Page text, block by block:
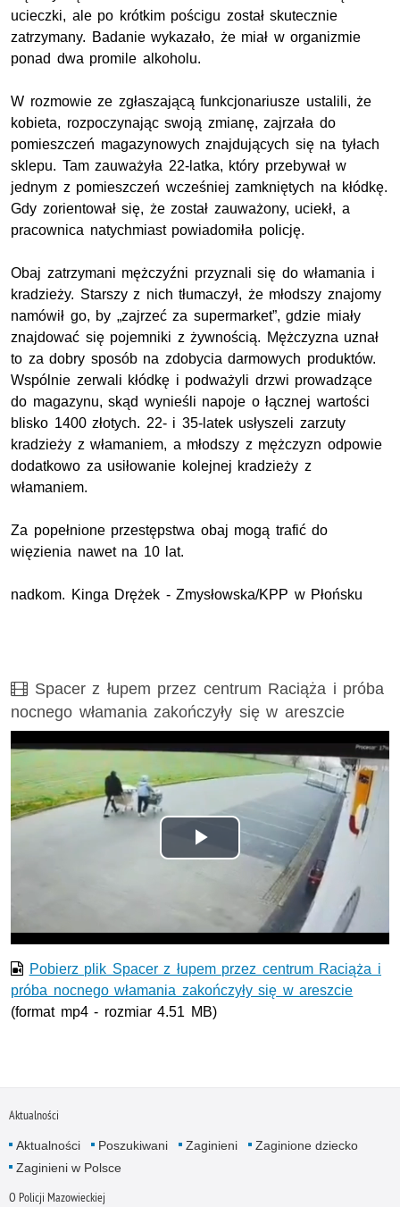
ucieczki, ale po krótkim pościgu został skutecznie
zatrzymany. Badanie wykazało, że miał w organizmie
ponad dwa promile alkoholu.
W rozmowie ze zgłaszającą funkcjonariusze ustalili, że
kobieta, rozpoczynając swoją zmianę, zajrzała do
pomieszczeń magazynowych znajdujących się na tyłach
sklepu. Tam zauważyła 22-latka, który przebywał w
jednym z pomieszczeń wcześniej zamkniętych na kłódkę.
Gdy zorientował się, że został zauważony, uciekł, a
pracownica natychmiast powiadomiła policję.
Obaj zatrzymani mężczyźni przyznali się do włamania i
kradzieży. Starszy z nich tłumaczył, że młodszy znajomy
namówił go, by „zajrzeć za supermarket”, gdzie miały
znajdować się pojemniki z żywnością. Mężczyzna uznał
to za dobry sposób na zdobycia darmowych produktów.
Wspólnie zerwali kłódkę i podważyli drzwi prowadzące
do magazynu, skąd wynieśli napoje o łącznej wartości
blisko 1400 złotych. 22- i 35-latek usłyszeli zarzuty
kradzieży z włamaniem, a młodszy z mężczyzn odpowie
dodatkowo za usiłowanie kolejnej kradzieży z
włamaniem.
Za popełnione przestępstwa obaj mogą trafić do
więzienia nawet na 10 lat.
nadkom. Kinga Drężek - Zmysłowska/KPP w Płońsku
Film
Spacer z łupem przez centrum Raciąża i próba
nocnego włamania zakończyły się w areszcie
Odtwórz
wideo
Pobierz plik Spacer z łupem przez centrum Raciąża i
próba nocnego włamania zakończyły się w areszcie
(format mp4 - rozmiar 4.51 MB)
Aktualności
Aktualności Poszukiwani Zaginieni
Zaginione dziecko
Zaginieni w Polsce
O Policji Mazowieckiej